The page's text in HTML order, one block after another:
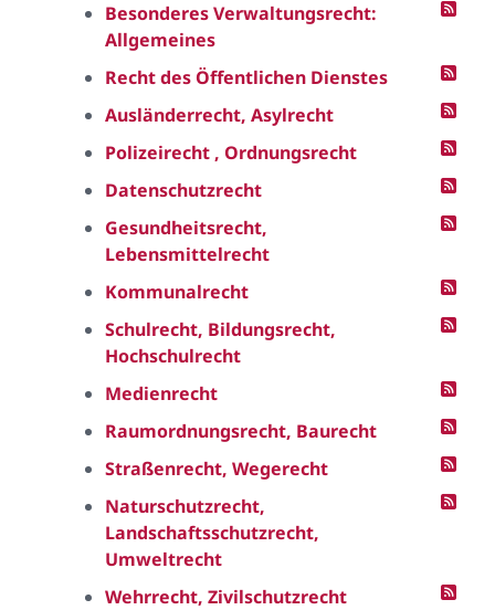
Besonderes Verwaltungsrecht:
Allgemeines
Recht des Öffentlichen Dienstes
Ausländerrecht, Asylrecht
Polizeirecht , Ordnungsrecht
Datenschutzrecht
Gesundheitsrecht,
Lebensmittelrecht
Kommunalrecht
Schulrecht, Bildungsrecht,
Hochschulrecht
Medienrecht
Raumordnungsrecht, Baurecht
Straßenrecht, Wegerecht
Naturschutzrecht,
Landschaftsschutzrecht,
Umweltrecht
Wehrrecht, Zivilschutzrecht